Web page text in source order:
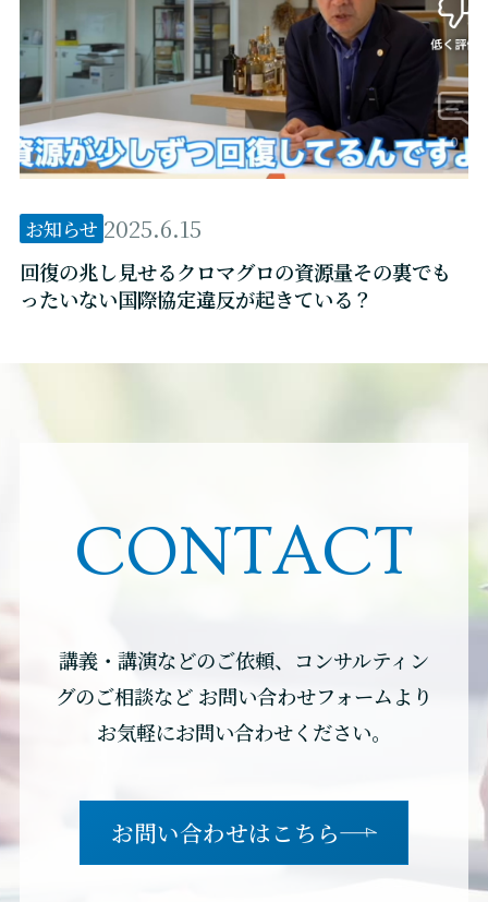
お知らせ 2025.6.15
回復の兆し見せるクロマグロの資源量その裏でも
ったいない国際協定違反が起きている？
CONTACT
講義・講演などのご依頼、コンサルティン
グのご相談など お問い合わせフォームより
お気軽にお問い合わせください。
お問い合わせはこちら